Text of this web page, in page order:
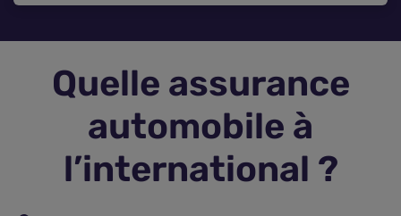
Assurance Animaux
Quelle assurance
automobile à
l’international ?